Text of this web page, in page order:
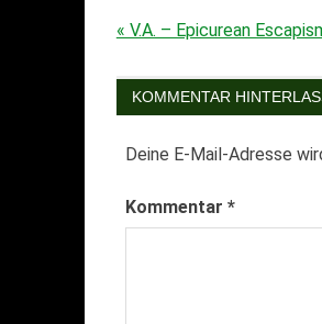
« V.A. – Epicurean
KOMMENTAR
Deine E-Mail-Adresse
Kommentar *